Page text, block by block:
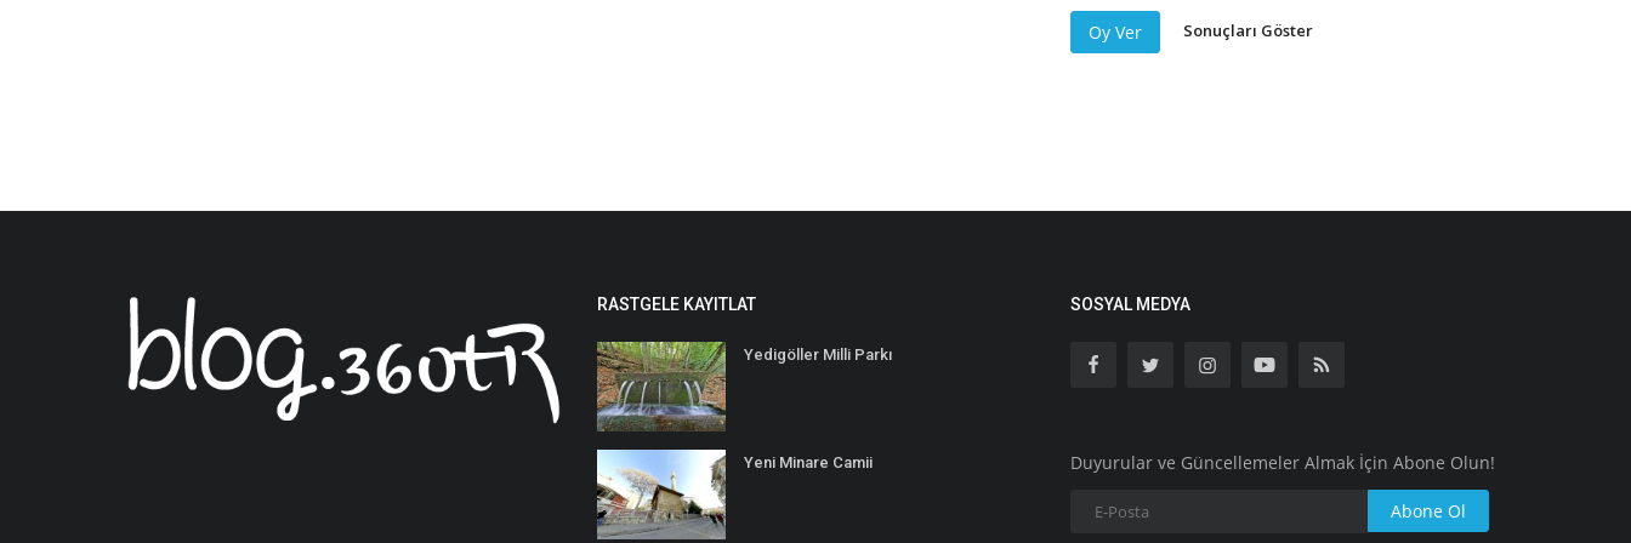
Oy Ver Sonuçları Göster
RASTGELE KAYITLAT
Yedigöller Milli Parkı
Yeni Minare Camii
SOSYAL MEDYA
Duyurular ve Güncellemeler Almak İçin Abone Olun!
Abone Ol